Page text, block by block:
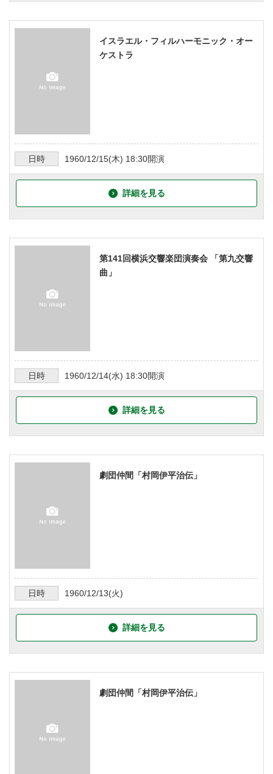
イスラエル・フィルハーモニック・オー
ケストラ
日時 1960/12/15(木) 18:30開演
詳細を見る
第141回横浜交響楽団演奏会 「第九交響
曲」
日時 1960/12/14(水) 18:30開演
詳細を見る
劇団仲間「村岡伊平治伝」
日時 1960/12/13(火)
詳細を見る
劇団仲間「村岡伊平治伝」